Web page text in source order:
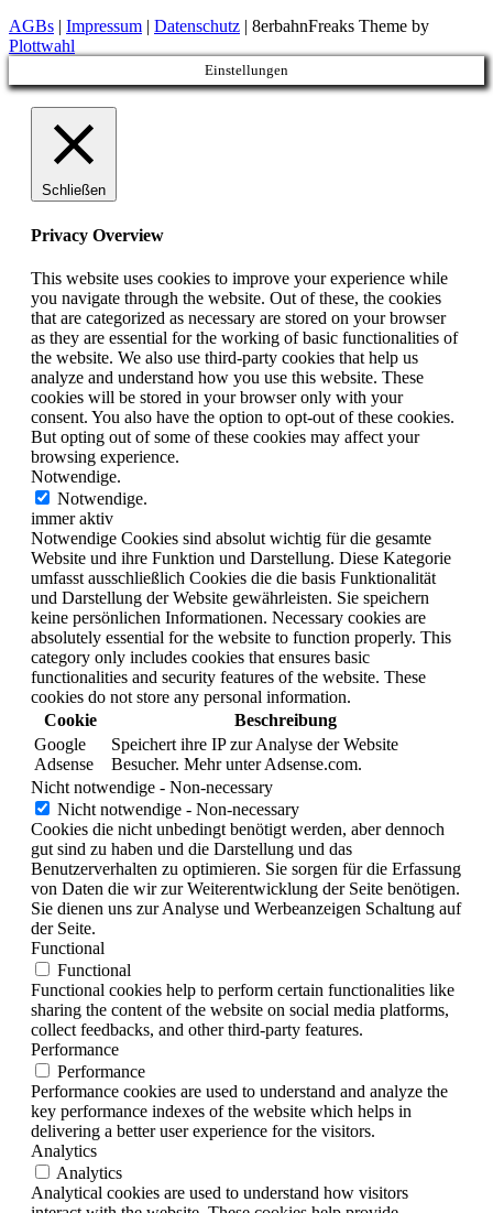
AGBs | Impressum | Datenschutz | 8erbahnFreaks Theme by
Plottwahl
Einstellungen
Schließen
Privacy Overview
This website uses cookies to improve your experience while
you navigate through the website. Out of these, the cookies
that are categorized as necessary are stored on your browser
as they are essential for the working of basic functionalities of
the website. We also use third-party cookies that help us
analyze and understand how you use this website. These
cookies will be stored in your browser only with your
consent. You also have the option to opt-out of these cookies.
But opting out of some of these cookies may affect your
browsing experience.
Notwendige.
Notwendige.
immer aktiv
Notwendige Cookies sind absolut wichtig für die gesamte
Website und ihre Funktion und Darstellung. Diese Kategorie
umfasst ausschließlich Cookies die die basis Funktionalität
und Darstellung der Website gewährleisten. Sie speichern
keine persönlichen Informationen. Necessary cookies are
absolutely essential for the website to function properly. This
category only includes cookies that ensures basic
functionalities and security features of the website. These
cookies do not store any personal information.
Cookie
Beschreibung
Google
Adsense
Speichert ihre IP zur Analyse der Website
Besucher. Mehr unter Adsense.com.
Nicht notwendige - Non-necessary
Nicht notwendige - Non-necessary
Cookies die nicht unbedingt benötigt werden, aber dennoch
gut sind zu haben und die Darstellung und das
Benutzerverhalten zu optimieren. Sie sorgen für die Erfassung
von Daten die wir zur Weiterentwicklung der Seite benötigen.
Sie dienen uns zur Analyse und Werbeanzeigen Schaltung auf
der Seite.
Functional
Functional
Functional cookies help to perform certain functionalities like
sharing the content of the website on social media platforms,
collect feedbacks, and other third-party features.
Performance
Performance
Performance cookies are used to understand and analyze the
key performance indexes of the website which helps in
delivering a better user experience for the visitors.
Analytics
Analytics
Analytical cookies are used to understand how visitors